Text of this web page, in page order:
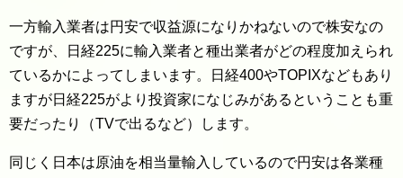
一方輸入業者は円安で収益源になりかねないので株安なの
ですが、日経225に輸入業者と種出業者がどの程度加えられ
ているかによってしまいます。日経400やTOPIXなどもあり
ますが日経225がより投資家になじみがあるということも重
要だったり（TVで出るなど）します。
同じく日本は原油を相当量輸入しているので円安は各業種